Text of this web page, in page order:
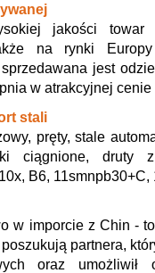
jakości
na rynki
jest
w atrakcyjnej
stali
pręty, stale
ciągnione, druty
B6, 11smnpb30+C,
w imporcie z Chin -
partnera,
oraz